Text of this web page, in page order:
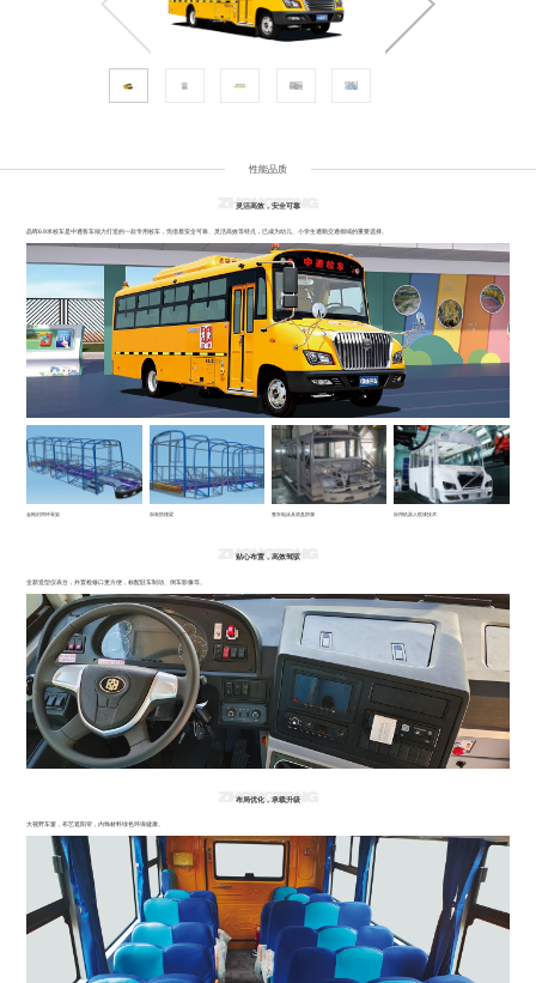
性能品质
灵活高效，安全可靠
晶晖6.9米校车是中通客车倾力打造的一款专用校车，凭借着安全可靠、灵活高效等特点，已成为幼儿、小学生通勤交通领域的重要选择。
金刚封闭环骨架 加装防撞梁 整车电泳及底盘防腐 应用机器人喷漆技术
贴心布置，高效驾驭
全新造型仪表台，外置检修口更方便，标配驻车制动、倒车影像等。
布局优化，承载升级
大视野车窗，布艺遮阳帘，内饰材料绿色环保健康。